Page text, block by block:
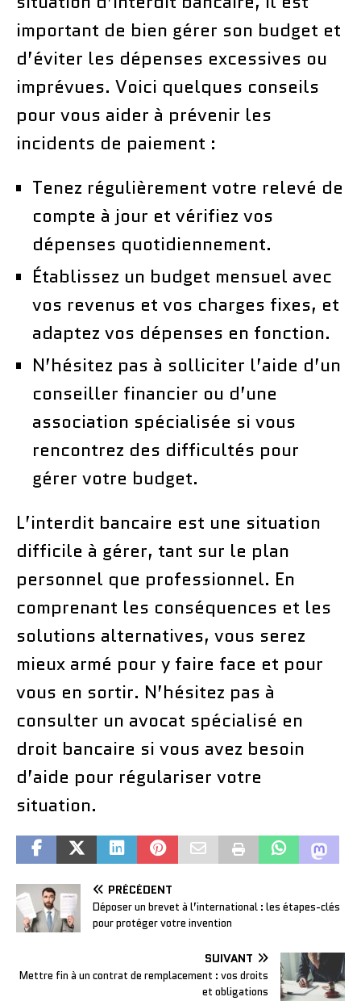
important de bien gérer son budget et
d’éviter les dépenses excessives ou
imprévues. Voici quelques conseils
pour vous aider à prévenir les
incidents de paiement :
Tenez régulièrement votre relevé de
compte à jour et vérifiez vos
dépenses quotidiennement.
Établissez un budget mensuel avec
vos revenus et vos charges fixes, et
adaptez vos dépenses en fonction.
N’hésitez pas à solliciter l’aide d’un
conseiller financier ou d’une
association spécialisée si vous
rencontrez des difficultés pour
gérer votre budget.
L’interdit bancaire est une situation
difficile à gérer, tant sur le plan
personnel que professionnel. En
comprenant les conséquences et les
solutions alternatives, vous serez
mieux armé pour y faire face et pour
vous en sortir. N’hésitez pas à
consulter un avocat spécialisé en
droit bancaire si vous avez besoin
d’aide pour régulariser votre
situation.
PRÉCÉDENT
Déposer un brevet à l’international : les étapes-clés
pour protéger votre invention
SUIVANT
Mettre fin à un contrat de remplacement : vos droits
et obligations